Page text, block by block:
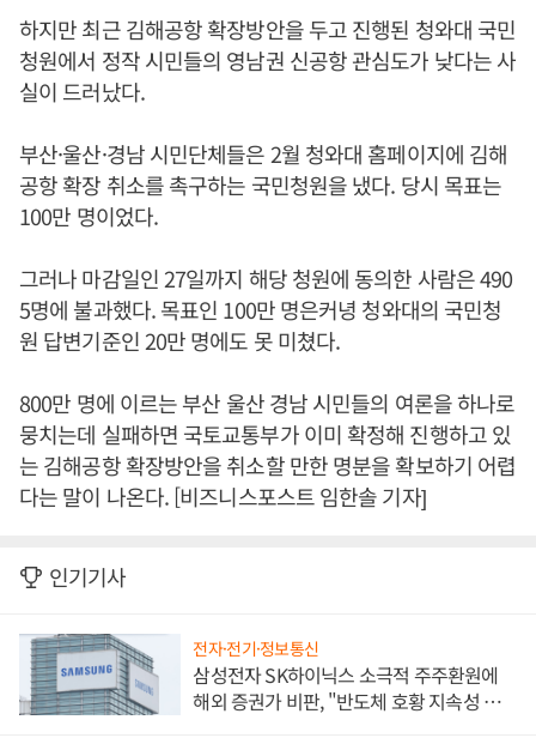
하지만 최근 김해공항 확장방안을 두고 진행된 청와대 국민
청원에서 정작 시민들의 영남권 신공항 관심도가 낮다는 사
실이 드러났다.
부산·울산·경남 시민단체들은 2월 청와대 홈페이지에 김해
공항 확장 취소를 촉구하는 국민청원을 냈다. 당시 목표는
100만 명이었다.
그러나 마감일인 27일까지 해당 청원에 동의한 사람은 490
5명에 불과했다. 목표인 100만 명은커녕 청와대의 국민청
원 답변기준인 20만 명에도 못 미쳤다.
800만 명에 이르는 부산 울산 경남 시민들의 여론을 하나로
뭉치는데 실패하면 국토교통부가 이미 확정해 진행하고 있
는 김해공항 확장방안을 취소할 만한 명분을 확보하기 어렵
다는 말이 나온다. [비즈니스포스트 임한솔 기자]
인기기사
전자·전기·정보통신
삼성전자 SK하이닉스 소극적 주주환원에
해외 증권가 비판, "반도체 호황 지속성 의